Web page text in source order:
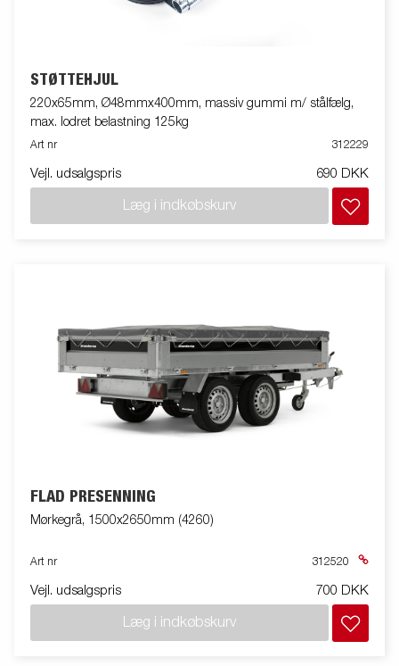
STØTTEHJUL
220x65mm, Ø48mmx400mm, massiv gummi m/ stålfælg,
max. lodret belastning 125kg
Art nr 312229
Vejl. udsalgspris 690 DKK
Læg i indkøbskurv
FLAD PRESENNING
Mørkegrå, 1500x2650mm (4260)
Art nr 312520
Vejl. udsalgspris 700 DKK
Læg i indkøbskurv